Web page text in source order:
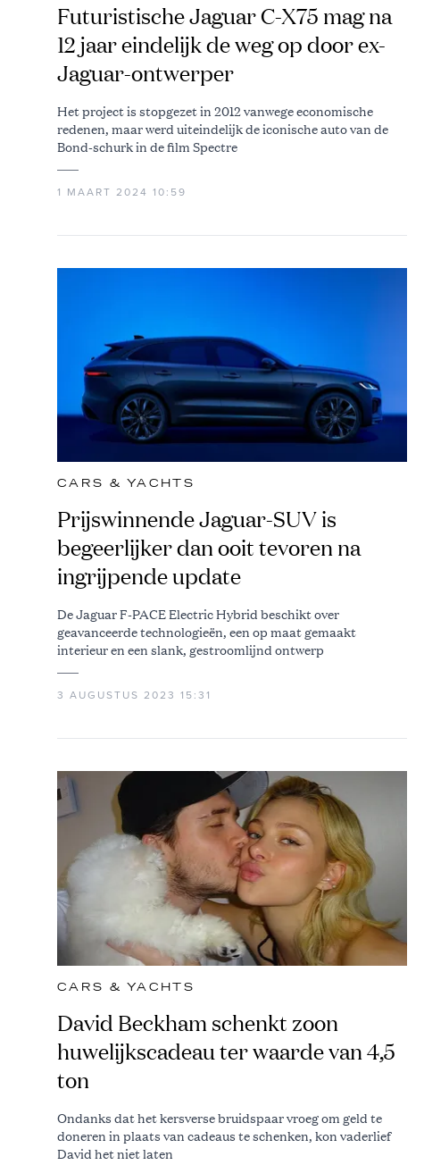
Futuristische Jaguar C-X75 mag na
12 jaar eindelijk de weg op door ex-
Jaguar-ontwerper
Het project is stopgezet in 2012 vanwege economische
redenen, maar werd uiteindelijk de iconische auto van de
Bond-schurk in de film Spectre
1 MAART 2024 10:59
CARS & YACHTS
Prijswinnende Jaguar-SUV is
begeerlijker dan ooit tevoren na
ingrijpende update
De Jaguar F-PACE Electric Hybrid beschikt over
geavanceerde technologieën, een op maat gemaakt
interieur en een slank, gestroomlijnd ontwerp
3 AUGUSTUS 2023 15:31
CARS & YACHTS
David Beckham schenkt zoon
huwelijkscadeau ter waarde van 4,5
ton
Ondanks dat het kersverse bruidspaar vroeg om geld te
doneren in plaats van cadeaus te schenken, kon vaderlief
David het niet laten